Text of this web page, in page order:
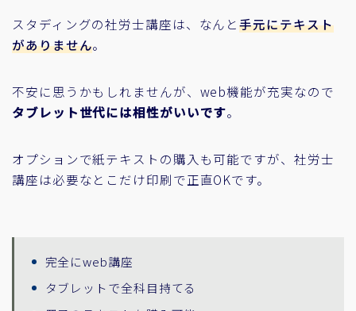
スタディングの社労士講座は、なんと手元にテキスト
がありません。
不安に思うかもしれませんが、web機能が充実なので
タブレット世代には相性がいいです。
オプションで紙テキストの購入も可能ですが、社労士
講座は必要なとこだけ印刷で正直OKです。
完全にweb講座
タブレットで全科目持てる